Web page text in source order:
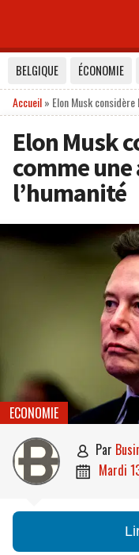
BELGIQUE ÉCONOMIE
Accueil» Elon Musk
Elon Musk
comme
l’humanité
ECONOMIE
 par
 mardi